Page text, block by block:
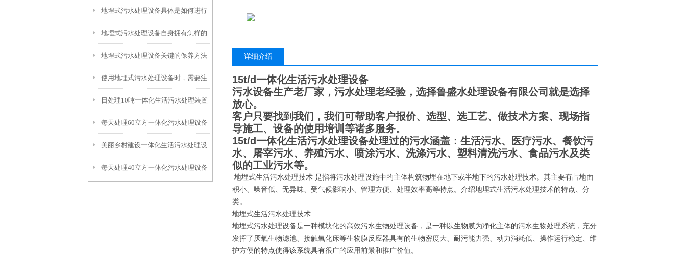
撑起？核心结构一文拆解
地埋式污水处理设备具体是如何进行
安装的呢？
地埋式污水处理设备自身拥有怎样的
特点呢？
地埋式污水处理设备关键的保养方法
使用地埋式污水处理设备时，需要注
意以下事项
日处理10吨一体化生活污水处理装置
每天处理60立方一体化污水处理设备
美丽乡村建设一体化生活污水处理设
备
每天处理40立方一体化污水处理设备
详细介绍
15t/d一体化生活污水处理设备
污水设备生产老厂家，污水处理老经验，选择鲁盛水处理设备有限公司就是选择
放心。
客户只要找到我们，我们可帮助客户报价、选型、选工艺、做技术方案、现场指
导施工、设备的使用培训等诸多服务。
15t/d一体化生活污水处理设备处理过的污水涵盖：生活污水、医疗污水、餐饮污
水、屠宰污水、养殖污水、喷涂污水、洗涤污水、塑料清洗污水、食品污水及类
似的工业污水等。
地埋式生活污水处理技术 是指将污水处理设施中的主体构筑物埋在地下或半地下的污水处理技术。其主要有占地面
积小、噪音低、无异味、受气候影响小、管理方便、处理效率高等特点。介绍地埋式生活污水处理技术的特点、分
类。
地埋式生活污水处理技术
地埋式污水处理设备是一种模块化的高效污水生物处理设备，是一种以生物膜为净化主体的污水生物处理系统，充分
发挥了厌氧生物滤池、接触氧化床等生物膜反应器具有的生物密度大、耐污能力强、动力消耗低、操作运行稳定、维
护方便的特点使得该系统具有很广的应用前景和推广价值。